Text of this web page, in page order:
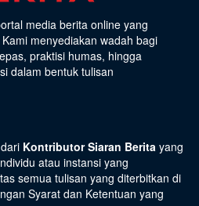
media berita online yang
menyediakan wadah bagi
praktisi humas, hingga
dalam bentuk tulisan
Kontributor Siaran Berita yang
atau instansi yang
semua tulisan yang diterbitkan di
Syarat dan Ketentuan yang